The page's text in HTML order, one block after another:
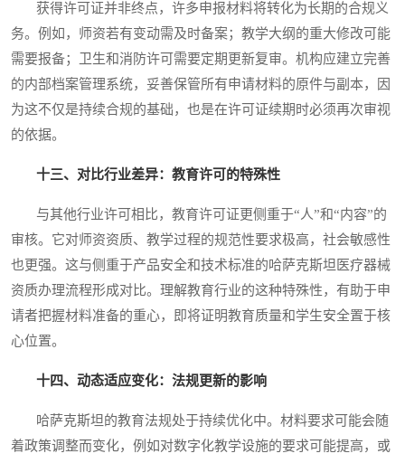
获得许可证并非终点，许多申报材料将转化为长期的合规义
务。例如，师资若有变动需及时备案；教学大纲的重大修改可能
需要报备；卫生和消防许可需要定期更新复审。机构应建立完善
的内部档案管理系统，妥善保管所有申请材料的原件与副本，因
为这不仅是持续合规的基础，也是在许可证续期时必须再次审视
的依据。
十三、对比行业差异：教育许可的特殊性
与其他行业许可相比，教育许可证更侧重于“人”和“内容”的
审核。它对师资资质、教学过程的规范性要求极高，社会敏感性
也更强。这与侧重于产品安全和技术标准的哈萨克斯坦医疗器械
资质办理流程形成对比。理解教育行业的这种特殊性，有助于申
请者把握材料准备的重心，即将证明教育质量和学生安全置于核
心位置。
十四、动态适应变化：法规更新的影响
哈萨克斯坦的教育法规处于持续优化中。材料要求可能会随
着政策调整而变化，例如对数字化教学设施的要求可能提高，或